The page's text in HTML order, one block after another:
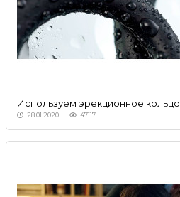
Используем эрекционное кольцо
28.01.2020 47117